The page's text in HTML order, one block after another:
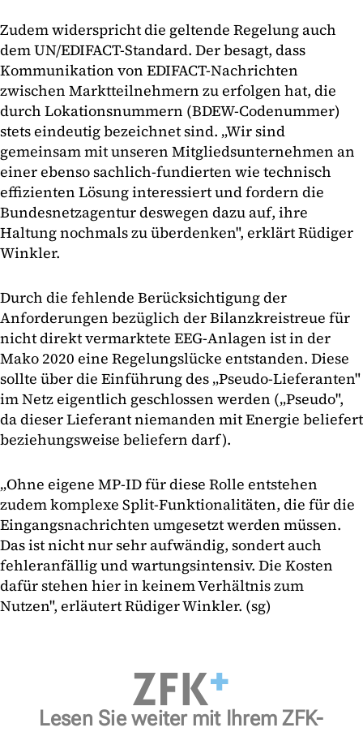
Zudem widerspricht die geltende Regelung auch
dem UN/EDIFACT-Standard. Der besagt, dass
Kommunikation von EDIFACT-Nachrichten
zwischen Marktteilnehmern zu erfolgen hat, die
durch Lokationsnummern (BDEW-Codenummer)
stets eindeutig bezeichnet sind. „Wir sind
gemeinsam mit unseren Mitgliedsunternehmen an
einer ebenso sachlich-fundierten wie technisch
effizienten Lösung interessiert und fordern die
Bundesnetzagentur deswegen dazu auf, ihre
Haltung nochmals zu überdenken", erklärt Rüdiger
Winkler.
Durch die fehlende Berücksichtigung der
Anforderungen bezüglich der Bilanzkreistreue für
nicht direkt vermarktete EEG-Anlagen ist in der
Mako 2020 eine Regelungslücke entstanden. Diese
sollte über die Einführung des „Pseudo-Lieferanten"
im Netz eigentlich geschlossen werden („Pseudo",
da dieser Lieferant niemanden mit Energie beliefert
beziehungsweise beliefern darf).
„Ohne eigene MP-ID für diese Rolle entstehen
zudem komplexe Split-Funktionalitäten, die für die
Eingangsnachrichten umgesetzt werden müssen.
Das ist nicht nur sehr aufwändig, sondert auch
fehleranfällig und wartungsintensiv. Die Kosten
dafür stehen hier in keinem Verhältnis zum
Nutzen", erläutert Rüdiger Winkler. (sg)
Lesen Sie weiter mit Ihrem ZFK-